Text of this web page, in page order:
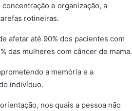
e organização, a
rotineiras.
afetar até 90% dos pacientes com
das mulheres com câncer de mama.
a memória e a
indivíduo.
nos quais a pessoa não